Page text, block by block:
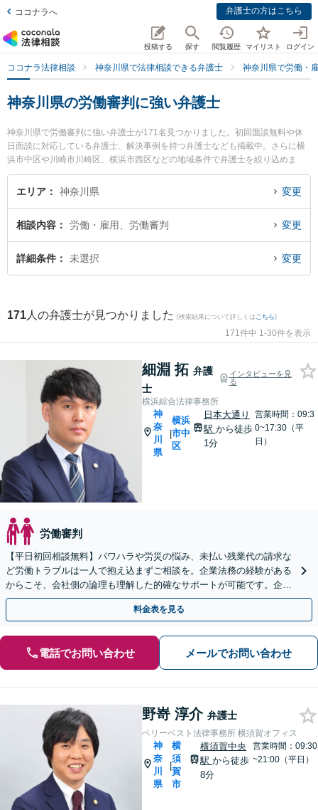
ココナラへ 弁護士の方はこちら
投稿する 探す 閲覧履歴 マイリスト ログイン
ココナラ法律相談 神奈川県で法律相談できる弁護士 神奈川県で労働・
神奈川県の労働審判に強い弁護士
神奈川県で労働審判に強い弁護士が171名見つかりました。初回面談無料や休
日面談に対応している弁護士、解決事例を持つ弁護士なども掲載中。さらに横
浜市中区や川崎市川崎区、横浜市西区などの地域条件で弁護士を絞り込めま
す。労働・雇用に関係する不当解雇や退職勧奨、内定取消等の細かな分野での
絞り込み検索もでき便利です。特に横浜綜合法律事務所の細淵 拓弁護士やベリ
どが注目されています。『神奈川県で土日や夜間に発生した労働審判のトラブ
ルを今すぐに弁護士に相談したい』『労働審判のトラブル解決の実績豊富な近
くの弁護士を検索したい』『初回相談無料で労働審判を法律相談できる神奈川
エリア 神奈川県 変更
相談内容 労働・雇用、労働審判 変更
詳細条件 未選択 変更
171 人の弁護士が見つかりました (検索結果について詳しくは こちら)
171件中 1-30件を表示
細淵 拓 弁護
士
インタビューを見
る
横浜綜合法律事務所
神
奈
川
県
|
横浜
市中
区
日本大通り
駅 から徒歩
1分
営業時間：09:3
0~17:30（平
日）
労働審判
【平日初回相談無料】パワハラや労災の悩み、未払い残業代の請求な
ど労働トラブルは一人で抱え込まずご相談を。企業法務の経験がある
からこそ、会社側の論理も理解した的確なサポートが可能です。企業
様からのご相談も承ります。
料金表を見る
電話でお問い合わせ メールでお問い合わせ
野嵜 淳介 弁護士
ベリーベスト法律事務所 横須賀オフィス
神
奈
川
県
|
横
須
賀
市
横須賀中央
駅 から徒歩
8分
営業時間：09:30
~21:00（平日）